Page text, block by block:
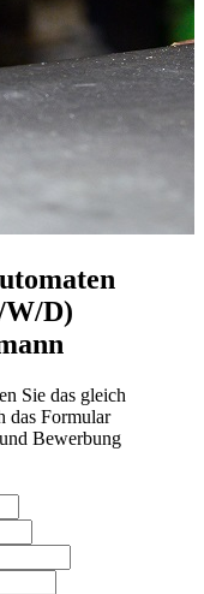
D)
Sie das gleich
das Formular
Bewerbung